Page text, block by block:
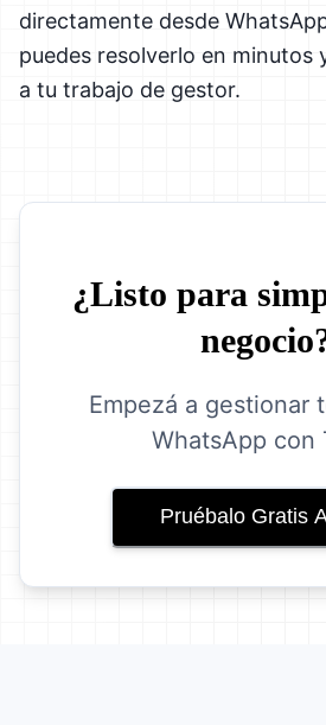
directamente desde
puedes resolverlo en minutos
a tu trabajo de gestor.
¿Listo para
Empezá a gestionar
WhatsApp con
Pruébalo Gratis